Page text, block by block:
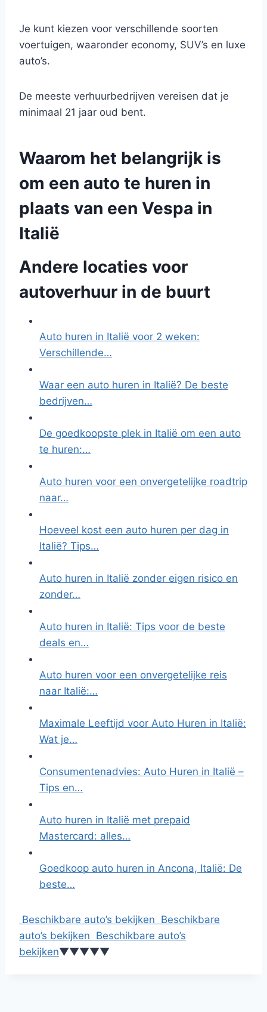
Je kunt kiezen voor verschillende soorten
voertuigen, waaronder economy, SUV’s en luxe
auto’s.
De meeste verhuurbedrijven vereisen dat je
minimaal 21 jaar oud bent.
Waarom het belangrijk is
om een auto te huren in
plaats van een Vespa in
Italië
Andere locaties voor
autoverhuur in de buurt
Auto huren in Italië voor 2 weken:
Verschillende…
Waar een auto huren in Italië? De beste
bedrijven…
De goedkoopste plek in Italië om een auto
te huren:…
Auto huren voor een onvergetelijke roadtrip
naar…
Hoeveel kost een auto huren per dag in
Italië? Tips…
Auto huren in Italië zonder eigen risico en
zonder…
Auto huren in Italië: Tips voor de beste
deals en…
Auto huren voor een onvergetelijke reis
naar Italië:…
Maximale Leeftijd voor Auto Huren in Italië:
Wat je…
Consumentenadvies: Auto Huren in Italië –
Tips en…
Auto huren in Italië met prepaid
Mastercard: alles…
Goedkoop auto huren in Ancona, Italië: De
beste…
Beschikbare auto’s bekijken Beschikbare
auto’s bekijken Beschikbare auto’s
bekijken▼▼▼▼▼